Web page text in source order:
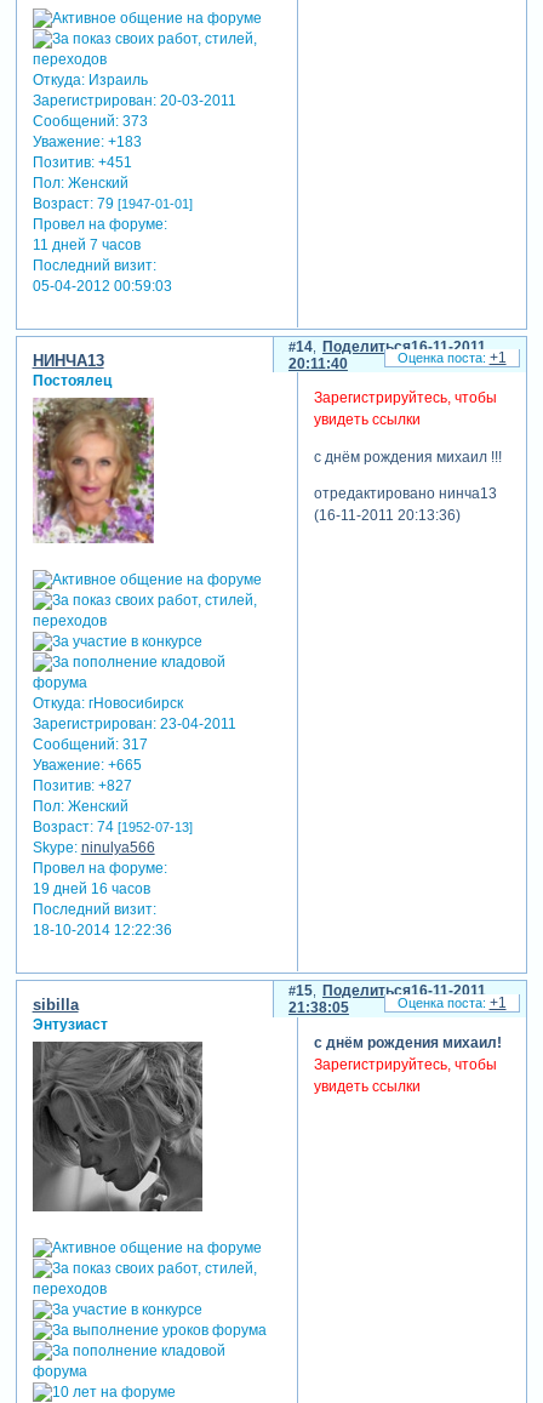
Откуда:Израиль
Зарегистрирован: 20-03-2011
Сообщений:373
Уважение: +183
Позитив: +451
Пол:Женский
Возраст:79 [1947-01-01]
Провел на форуме:
11 дней 7 часов
Последний визит:
05-04-2012 00:59:03
Поделиться
14
16-11-2011
20:11:40
НИНЧА13
Постоялец
Откуда:гНовосибирск
Зарегистрирован: 23-04-2011
Сообщений:317
Уважение: +665
Позитив: +827
Пол:Женский
Возраст:74 [1952-07-13]
Skype: ninulya566
Провел на форуме:
19 дней 16 часов
Последний визит:
18-10-2014 12:22:36
Зарегистрируйтесь, чтобы
увидеть ссылки
с днём рождения михаил !!!
отредактировано нинча13
(16-11-2011 20:13:36)
+1
Поделиться
15
16-11-2011
21:38:05
sibilla
Энтузиаст
с днём рождения михаил!
Зарегистрируйтесь, чтобы
увидеть ссылки
+1